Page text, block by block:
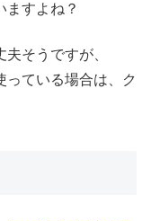
ますよね？
そうですが、
っている場合は、ク